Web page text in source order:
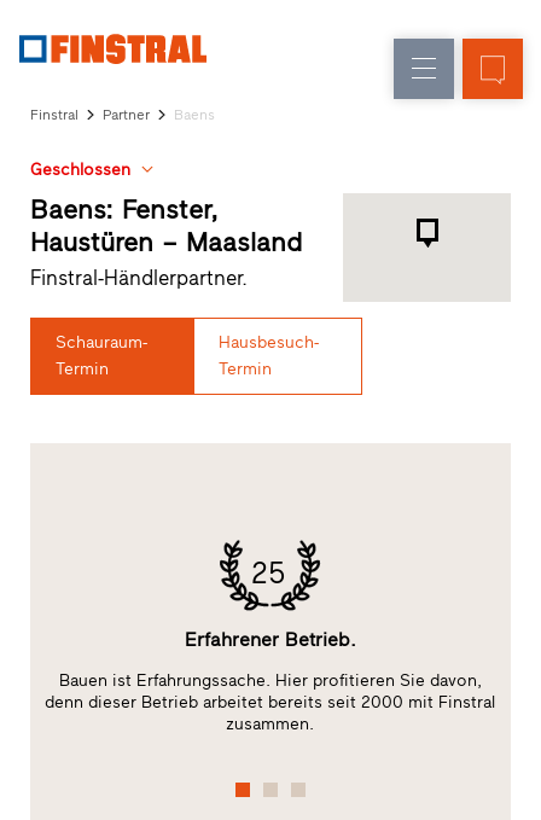
Glaswände
Service
Partner-
Programm
Händlersuche
Schnelleinstiege
Finstral Partner Baens
Geschlossen
Baens: Fenster,
Haustüren – Maasland
Finstral-Händlerpartner.
Schauraum-
Termin
Hausbesuch-
Termin
25
Erfahrener Betrieb.
Bauen ist Erfahrungssache. Hier profitieren Sie davon,
denn dieser Betrieb arbeitet bereits seit 2000 mit Finstral
zusammen.